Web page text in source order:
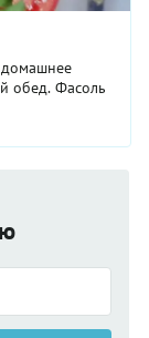
домашнее
обед. Фасоль